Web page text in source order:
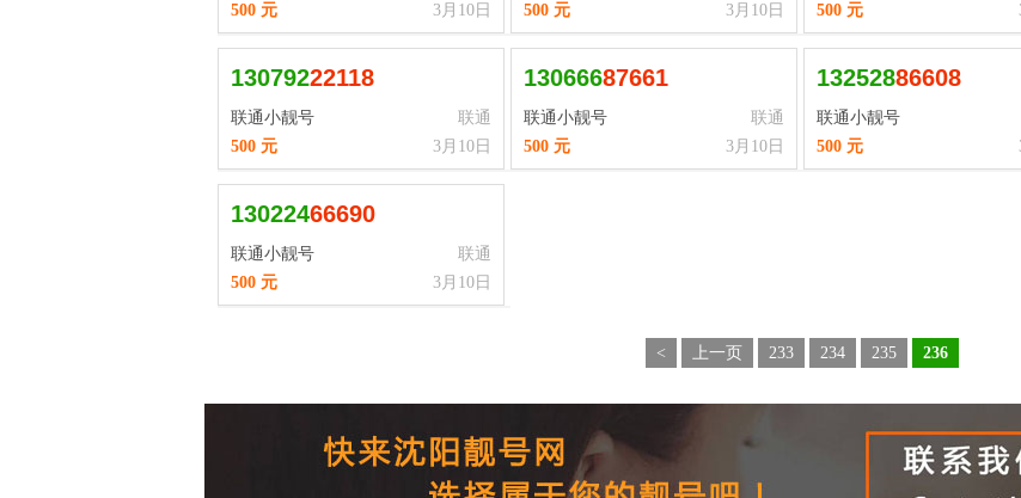
3月10日
500 元
3月10日
500 元 500 元
13079222118
联通小靓号
联通
3月10日
500 元
13066687661
联通小靓号
联通
3月10日
500 元
13252886608
联通小靓号
500 元
13022466690
联通小靓号
联通
3月10日
500 元
< 上一页 233 234 235 236